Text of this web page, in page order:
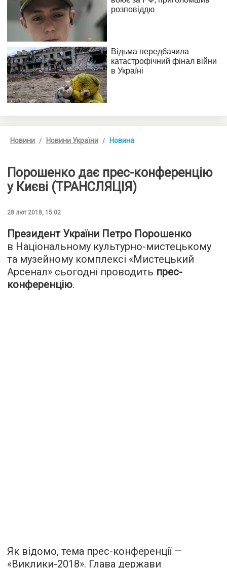
Новини Новини України Новина
Порошенко дає прес-конференцію
у Києві (ТРАНСЛЯЦІЯ)
28 лют 2018, 15:02
Президент України Петро Порошенко
в Національному культурно-мистецькому
та музейному комплексі «Мистецький
Арсенал» сьогодні проводить прес-
конференцію.
Як відомо, тема прес-конференції —
«Виклики-2018». Глава держави